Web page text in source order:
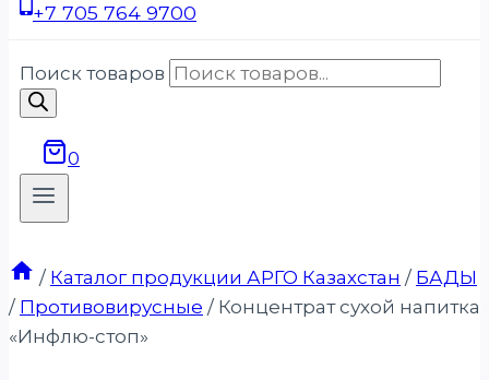
+7 705 764 9700
Поиск товаров
0
/ Каталог продукции АРГО Казахстан / БАДЫ
/ Противовирусные / Концентрат сухой напитка
«Инфлю-стоп»